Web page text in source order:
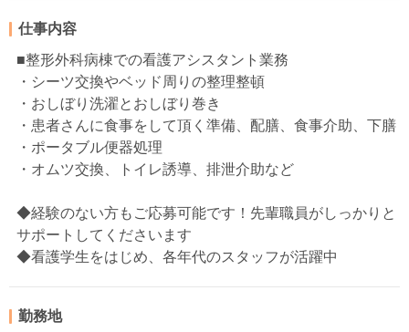
仕事内容
■整形外科病棟での看護アシスタント業務
・シーツ交換やベッド周りの整理整頓
・おしぼり洗濯とおしぼり巻き
・患者さんに食事をして頂く準備、配膳、食事介助、下膳
・ポータブル便器処理
・オムツ交換、トイレ誘導、排泄介助など
◆経験のない方もご応募可能です！先輩職員がしっかりと
サポートしてくださいます
◆看護学生をはじめ、各年代のスタッフが活躍中
勤務地